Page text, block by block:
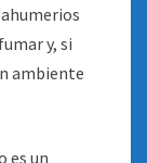
y, si
ambiente
es un